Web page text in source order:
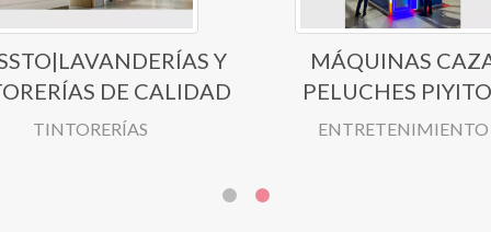
Y
DE CALIDAD
TINTORERÍAS
MÁQUINAS
PELUCHES
ENTRETENIMIENTO